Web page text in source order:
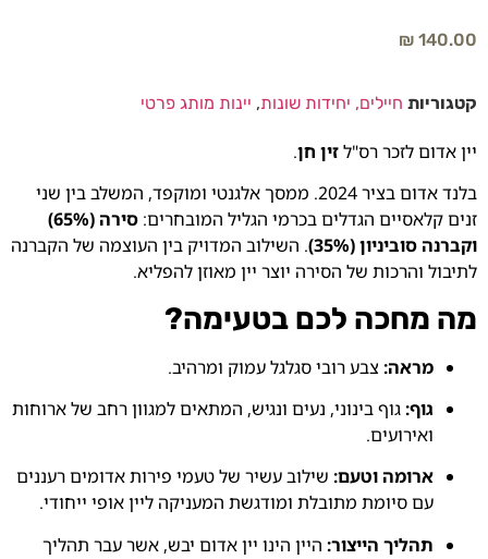
₪ 140.00
קטגוריות חיילים, יחידות שונות, יינות מותג פרטי
יין אדום לזכר רס"לזין חן.
בלנד אדום בציר 2024. ממסך אלגנטי ומוקפד, המשלב בין שני
זנים קלאסיים הגדלים בכרמי הגליל המובחרים:
סירה (65%)
וקברנה סוביניון (35%)
. השילוב המדויק בין העוצמה של הקברנה
לתיבול והרכות של הסירה יוצר יין מאוזן להפליא.
מה מחכה לכם בטעימה?
מראה: צבע רובי סגלגל עמוק ומרהיב.
גוף:גוף בינוני, נעים ונגיש, המתאים למגוון רחב של ארוחות
ואירועים.
ארומה וטעם: שילוב עשיר של טעמי פירות אדומים רעננים
עם סיומת מתובלת ומודגשת המעניקה ליין אופי ייחודי.
תהליך הייצור: היין הינו יין אדום יבש, אשר עבר תהליך